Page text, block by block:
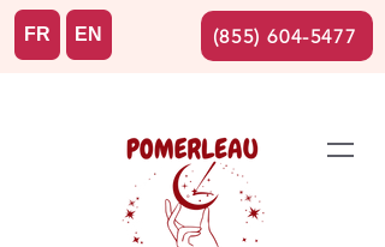
FR EN (855) 604-5477